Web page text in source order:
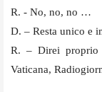
R. - No, no, no …
D. – Resta unico e
R. – Direi proprio
Vaticana,